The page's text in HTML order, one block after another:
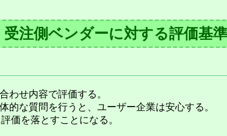
注側ベンダーに対する評価基準
わせ内容で評価する。
的な質問を行うと、ユーザー企業は安心する。
価を落とすことになる。